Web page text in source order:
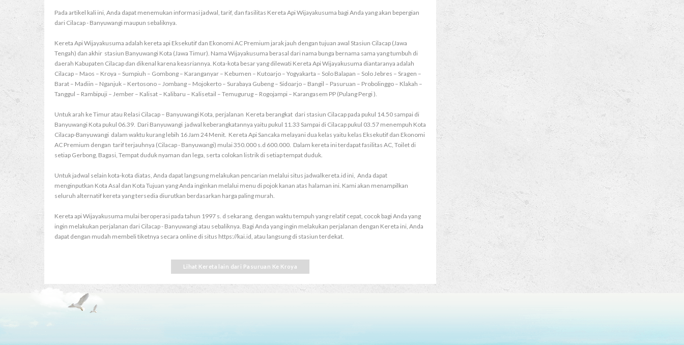
Pada artikel kali ini, Anda dapat menemukan informasi jadwal, tarif, dan fasilitas Kereta Api Wijayakusuma bagi Anda yang akan bepergian
dari Cilacap - Banyuwangi maupun sebaliknya.
Kereta Api Wijayakusuma adalah kereta api Eksekutif dan Ekonomi AC Premium jarak jauh dengan tujuan awal Stasiun Cilacap (Jawa
Tengah) dan akhir stasiun Banyuwangi Kota (Jawa Timur). Nama Wijayakusuma berasal dari nama bunga bernama sama yang tumbuh di
daerah Kabupaten Cilacap dan dikenal karena keasriannya. Kota-kota besar yang dilewati Kereta Api Wijayakusuma diantaranya adalah
Cilacap – Maos – Kroya – Sumpiuh – Gombong – Karanganyar – Kebumen – Kutoarjo – Yogyakarta – Solo Balapan – Solo Jebres – Sragen –
Barat – Madiin – Nganjuk – Kertosono – Jombang – Mojokerto – Surabaya Gubeng – Sidoarjo – Bangil – Pasuruan – Probolinggo – Klakah –
Tanggul – Rambipuji – Jember – Kalisat – Kalibaru – Kalisetail – Temugurug – Rogojampi – Karangasem PP (Pulang Pergi ).
Untuk arah ke Timur atau Relasi Cilacap – Banyuwangi Kota, perjalanan Kereta berangkat dari stasiun Cilacap pada pukul 14.50 sampai di
Banyuwangi Kota pukul 06.39. Dari Banyuwangi jadwal keberangkatannya yaitu pukul 11.33 Sampai di Cilacap pukul 03.57 menempuh Kota
Cilacap-Banyuwangi dalam waktu kurang lebih 16 Jam 24 Menit. Kereta Api Sancaka melayani dua kelas yaitu kelas Eksekutif dan Ekonomi
AC Premium dengan tarif terjauhnya (Cilacap - Banyuwangi) mulai 350.000 s.d 600.000. Dalam kereta ini terdapat fasilitas AC, Toilet di
setiap Gerbong, Bagasi, Tempat duduk nyaman dan lega, serta colokan listrik di setiap tempat duduk.
Untuk jadwal selain kota-kota diatas, Anda dapat langsung melakukan pencarian melalui situs jadwalkereta.id ini, Anda dapat
menginputkan Kota Asal dan Kota Tujuan yang Anda inginkan melalui menu di pojok kanan atas halaman ini. Kami akan menampilkan
seluruh alternatif kereta yang tersedia diurutkan berdasarkan harga paling murah.
Kereta api Wijayakusuma mulai beroperasi pada tahun 1997 s. d sekarang, dengan waktu tempuh yang relatif cepat, cocok bagi Anda yang
ingin melakukan perjalanan dari Cilacap - Banyuwangi atau sebaliknya. Bagi Anda yang ingin melakukan perjalanan dengan Kereta ini, Anda
dapat dengan mudah membeli tiketnya secara online di situs https://kai.id, atau langsung di stasiun terdekat.
Lihat Kereta lain dari Pasuruan Ke Kroya